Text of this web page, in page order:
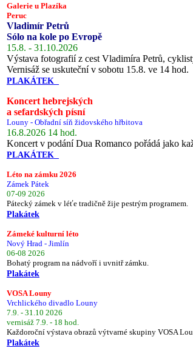
Galerie u Plazíka
Peruc
Vladimír Petrů
Sólo na kole po Evropě
15.8. - 31.10.2026
Výstava fotografií z cest Vladimíra Petrů,
Vernisáž se uskuteční v sobotu 15.8. ve 14 hod.
PLAKÁTEK
Koncert hebrejských
a sefardských písní
Louny - Obřadní síň židovského hřbitova
16.8.2026 14 hod.
Koncert v podání Dua Romanco pořádá jako
PLAKÁTEK
Léto na zámku 2026
Zámek Pátek
07-09 2026
Pátecký zámek v léťe tradičně žije pestrým programem.
Plakátek
Zámeké kulturní léto
Nový Hrad - Jimlín
06-08 2026
Bohatý program na nádvoří i uvnitř zámku.
Plakátek
VOSA Louny
Vrchlického divadlo Louny
7.9. - 31.10 2026
vernisáž 7.9. - 18 hod.
Každoroční výstava obrazů výtvarné skupiny VOSA
Plakátek